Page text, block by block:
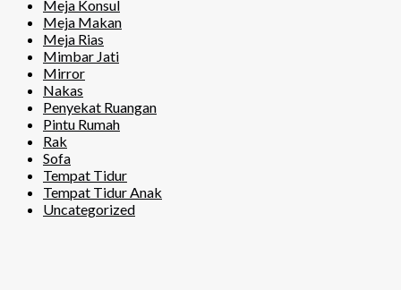
Meja Konsul
Meja Makan
Meja Rias
Mimbar Jati
Mirror
Nakas
Penyekat Ruangan
Pintu Rumah
Rak
Sofa
Tempat Tidur
Tempat Tidur Anak
Uncategorized